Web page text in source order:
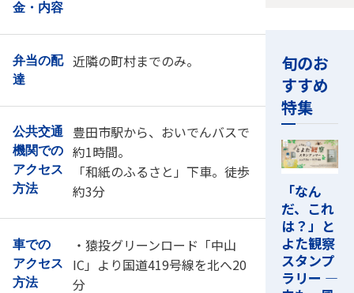
金・内容
弁当の配
達
近隣の町村までのみ。
公共交通
機関での
アクセス
方法
豊田市駅から、おいでんバスで
約1時間。
「和紙のふるさと」下車。徒歩
約3分
車での
アクセス
方法
・猿投グリーンロード「中山
IC」より国道419号線を北へ20
分
旬のお
すすめ
特集
「なん
だ、これ
は？」と
よた観察
スタンプ
ラリー ―